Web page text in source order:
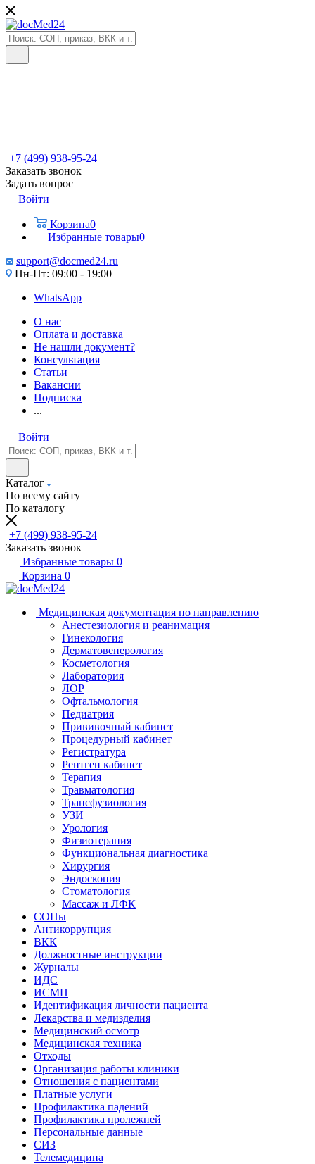
+7 (499) 938-95-24
Заказать звонок
Задать вопрос
Войти
Корзина0
Избранные товары0
support@docmed24.ru
Пн-Пт: 09:00 - 19:00
WhatsApp
О нас
Оплата и доставка
Не нашли документ?
Консультация
Статьи
Вакансии
Подписка
...
Войти
Каталог
По всему сайту
По каталогу
+7 (499) 938-95-24
Заказать звонок
Избранные товары 0
Корзина 0
Медицинская документация по направлению
Анестезиология и реанимация
Гинекология
Дерматовенерология
Косметология
Лаборатория
ЛОР
Офтальмология
Педиатрия
Прививочный кабинет
Процедурный кабинет
Регистратура
Рентген кабинет
Терапия
Травматология
Трансфузиология
УЗИ
Урология
Физиотерапия
Функциональная диагностика
Хирургия
Эндоскопия
Стоматология
Массаж и ЛФК
СОПы
Антикоррупция
ВКК
Должностные инструкции
Журналы
ИДС
ИСМП
Идентификация личности пациента
Лекарства и медизделия
Медицинский осмотр
Медицинская техника
Отходы
Организация работы клиники
Отношения с пациентами
Платные услуги
Профилактика падений
Профилактика пролежней
Персональные данные
СИЗ
Телемедицина